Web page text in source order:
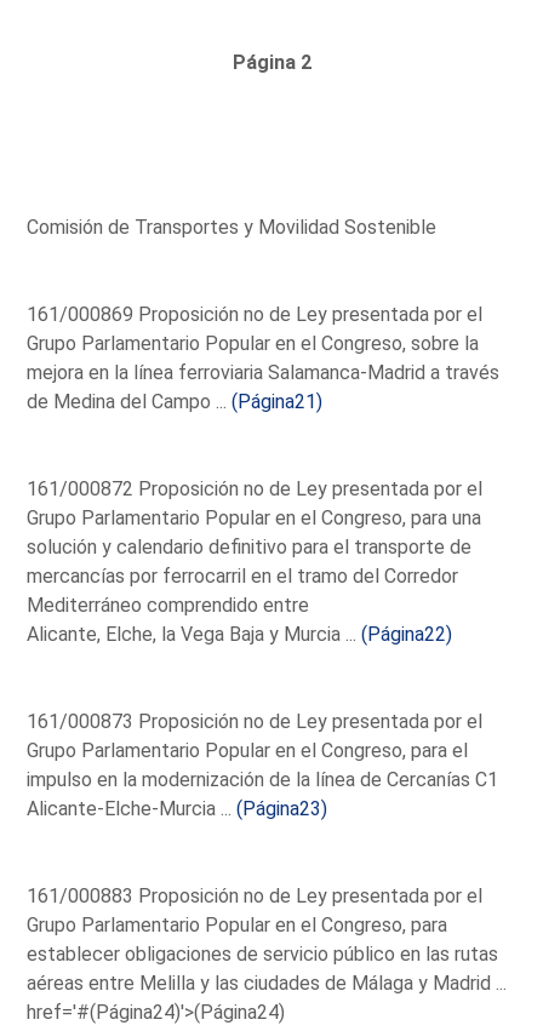
Página 2
Comisión de Transportes y Movilidad Sostenible
161/000869 Proposición no de Ley presentada por el
Grupo Parlamentario Popular en el Congreso, sobre la
mejora en la línea ferroviaria Salamanca-Madrid a través
de Medina del Campo ...(Página21)
161/000872 Proposición no de Ley presentada por el
Grupo Parlamentario Popular en el Congreso, para una
solución y calendario definitivo para el transporte de
mercancías por ferrocarril en el tramo del Corredor
Mediterráneo comprendido entre
Alicante, Elche, la Vega Baja y Murcia ...(Página22)
161/000873 Proposición no de Ley presentada por el
Grupo Parlamentario Popular en el Congreso, para el
impulso en la modernización de la línea de Cercanías C1
Alicante-Elche-Murcia ...(Página23)
161/000883 Proposición no de Ley presentada por el
Grupo Parlamentario Popular en el Congreso, para
establecer obligaciones de servicio público en las rutas
aéreas entre Melilla y las ciudades de Málaga y Madrid ...
href='#(Página24)'>(Página24)